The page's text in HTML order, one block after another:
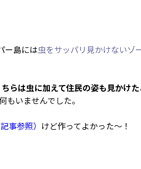
ー島には虫をサッパリ見かけないゾ
ちらは虫に加えて住民の姿も見かけ
もいませんでした。
事参照） けど作ってよかった～！